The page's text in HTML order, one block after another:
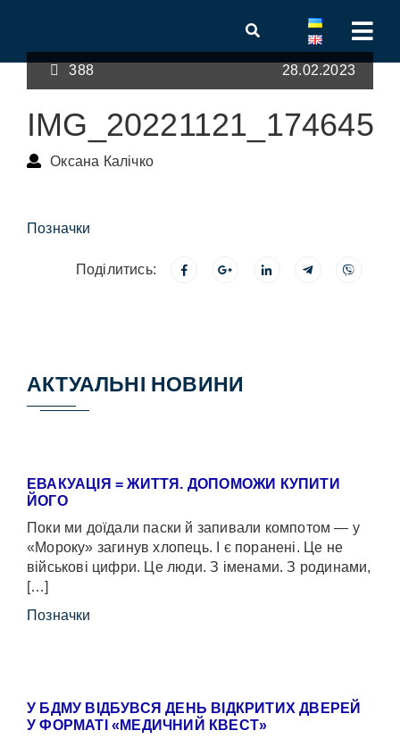
388 28.02.2023
IMG_20221121_174645
Оксана Калічко
Позначки
Поділитись:
АКТУАЛЬНІ НОВИНИ
ЕВАКУАЦІЯ = ЖИТТЯ. ДОПОМОЖИ КУПИТИ
ЙОГО
Поки ми доїдали паски й запивали компотом — у
«Мороку» загинув хлопець. І є поранені. Це не
військові цифри. Це люди. З іменами. З родинами,
[…]
Позначки
У БДМУ ВІДБУВСЯ ДЕНЬ ВІДКРИТИХ ДВЕРЕЙ
У ФОРМАТІ «МЕДИЧНИЙ КВЕСТ»